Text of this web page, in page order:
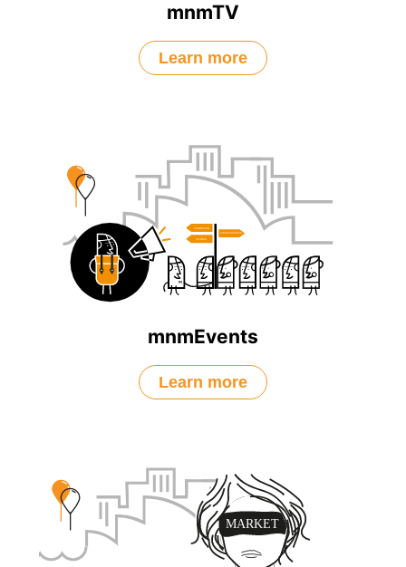
mnmTV
Learn more
mnmEvents
Learn more